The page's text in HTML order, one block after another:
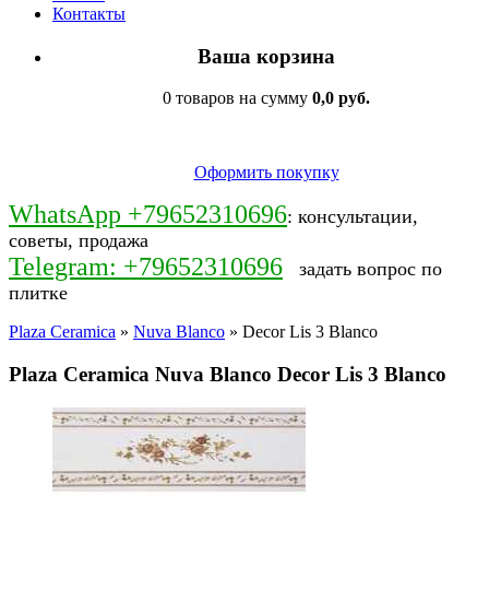
Контакты
Ваша корзина
0 товаров на сумму 0,0 руб.
Оформить покупку
WhatsApp +79652310696: консультации,
советы, продажа
Telegram: +79652310696
задать вопрос по
плитке
Plaza Ceramica » Nuva Blanco » Decor Lis 3 Blanco
Plaza Ceramica Nuva Blanco Decor Lis 3 Blanco